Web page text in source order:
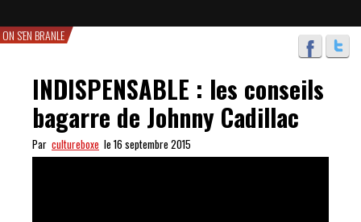
ON S'EN BRANLE
INDISPENSABLE : les conseils
bagarre de Johnny Cadillac
Par cultureboxe le 16 septembre 2015